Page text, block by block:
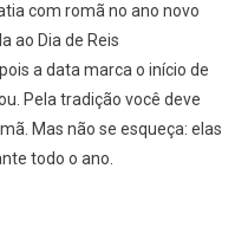
com romã no ano novo
ao Dia de Reis
a data marca o início de
Pela tradição você deve
Mas não se esqueça: elas
todo o ano.